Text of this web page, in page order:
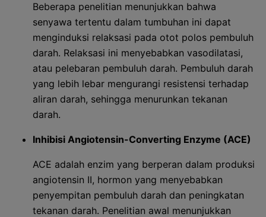
Beberapa penelitian menunjukkan bahwa
senyawa tertentu dalam tumbuhan ini dapat
menginduksi relaksasi pada otot polos pembuluh
darah. Relaksasi ini menyebabkan vasodilatasi,
atau pelebaran pembuluh darah. Pembuluh darah
yang lebih lebar mengurangi resistensi terhadap
aliran darah, sehingga menurunkan tekanan
darah.
Inhibisi Angiotensin-Converting Enzyme (ACE)
ACE adalah enzim yang berperan dalam produksi
angiotensin II, hormon yang menyebabkan
penyempitan pembuluh darah dan peningkatan
tekanan darah. Penelitian awal menunjukkan